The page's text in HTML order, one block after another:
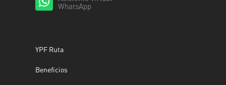
WhatsApp
YPF Ruta
Beneficios